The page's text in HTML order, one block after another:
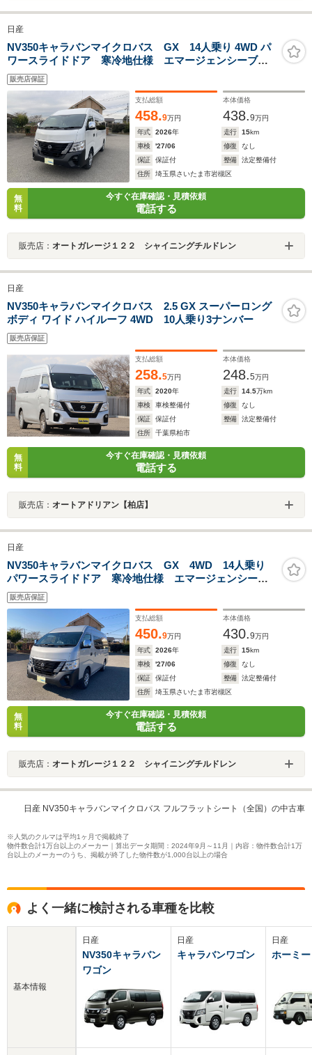
日産
NV350キャラバンマイクロバス GX 14人乗り 4WD パ
ワースライドドア 寒冷地仕様 エマージェンシーブレ
ーキ
販売店保証
支払総額
458.9万円
本体価格
438.9万円
年式
2026年 走行 15km
車検
'27/06 修復
なし
保証
保証付 整備
法定整備付
住所
埼玉県さいたま市岩槻区
無
料
今すぐ在庫確認・見積依頼
電話する
販売店： オートガレージ１２２ シャイニングチルドレン
日産
NV350キャラバンマイクロバス 2.5 GX スーパーロング
ボディ ワイド ハイルーフ 4WD 10人乗り3ナンバー
販売店保証
支払総額
258.5万円
本体価格
248.5万円
年式
2020年 走行 14.5万km
車検
車検整備付 修復
なし
保証
保証付 整備
法定整備付
住所
千葉県柏市
無
料
今すぐ在庫確認・見積依頼
電話する
販売店： オートアドリアン【柏店】
日産
NV350キャラバンマイクロバス GX 4WD 14人乗り
パワースライドドア 寒冷地仕様 エマージェンシーブ
レーキ
販売店保証
支払総額
450.9万円
本体価格
430.9万円
年式
2026年 走行 15km
車検
'27/06 修復
なし
保証
保証付 整備
法定整備付
住所
埼玉県さいたま市岩槻区
無
料
今すぐ在庫確認・見積依頼
電話する
販売店： オートガレージ１２２ シャイニングチルドレン
日産 NV350キャラバンマイクロバス フルフラットシート（全国）の中古車
※人気のクルマは平均1ヶ月で掲載終了
物件数合計1万台以上のメーカー｜算出データ期間：2024年9月～11月｜内容：物件数合計1万
台以上のメーカーのうち、掲載が終了した物件数が1,000台以上の場合
よく一緒に検討される車種を比較
基本情報
日産
NV350キャラバン
ワゴン
日産
キャラバンワゴン
日産
ホーミー